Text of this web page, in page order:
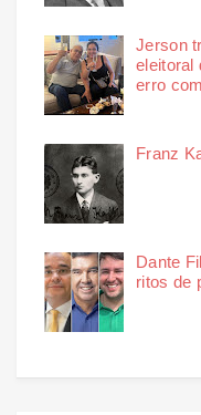
Jerson
eleitoral
erro
Franz
Dante
ritos de